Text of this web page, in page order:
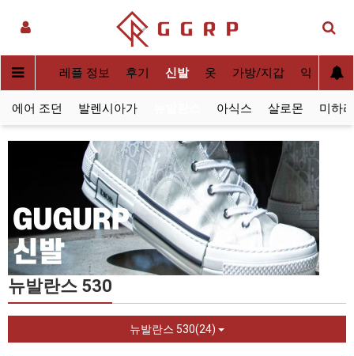
사[QC] 레플 정보 후기 신발 옷 가방/지갑 악세사리
에어 조던 발렌시아가 아식스 살로몬 미하
뉴발란스 530
뉴발란스 530(24)